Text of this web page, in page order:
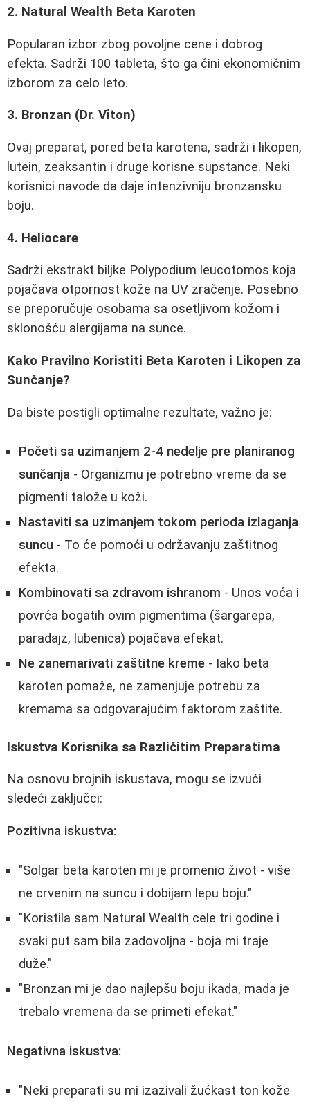
2. Natural Wealth Beta Karoten
Popularan izbor zbog povoljne cene i dobrog
efekta. Sadrži 100 tableta, što ga čini ekonomičnim
izborom za celo leto.
3. Bronzan (Dr. Viton)
Ovaj preparat, pored beta karotena, sadrži i likopen,
lutein, zeaksantin i druge korisne supstance. Neki
korisnici navode da daje intenzivniju bronzansku
boju.
4. Heliocare
Sadrži ekstrakt biljke Polypodium leucotomos koja
pojačava otpornost kože na UV zračenje. Posebno
se preporučuje osobama sa osetljivom kožom i
sklonošću alergijama na sunce.
Kako Pravilno Koristiti Beta Karoten i Likopen za
Sunčanje?
Da biste postigli optimalne rezultate, važno je:
Početi sa uzimanjem 2-4 nedelje pre planiranog
sunčanja - Organizmu je potrebno vreme da se
pigmenti talože u koži.
Nastaviti sa uzimanjem tokom perioda izlaganja
suncu - To će pomoći u održavanju zaštitnog
efekta.
Kombinovati sa zdravom ishranom - Unos voća i
povrća bogatih ovim pigmentima (šargarepa,
paradajz, lubenica) pojačava efekat.
Ne zanemarivati zaštitne kreme - Iako beta
karoten pomaže, ne zamenjuje potrebu za
kremama sa odgovarajućim faktorom zaštite.
Iskustva Korisnika sa Različitim Preparatima
Na osnovu brojnih iskustava, mogu se izvući
sledeći zaključci:
Pozitivna iskustva:
"Solgar beta karoten mi je promenio život - više
ne crvenim na suncu i dobijam lepu boju."
"Koristila sam Natural Wealth cele tri godine i
svaki put sam bila zadovoljna - boja mi traje
duže."
"Bronzan mi je dao najlepšu boju ikada, mada je
trebalo vremena da se primeti efekat."
Negativna iskustva:
"Neki preparati su mi izazivali žućkast ton kože